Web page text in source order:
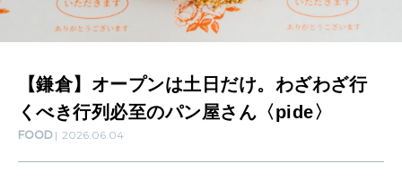
女神まり愛のタロットメッセージ
LEARN
だ
け
。
【鎌倉】オープンは土日だけ。わざわざ行
くべき行列必至のパン屋さん〈pide〉
FOOD 2026.06.04